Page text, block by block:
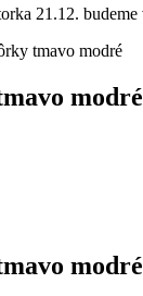
21.12.
tmavo modré
modré
modré